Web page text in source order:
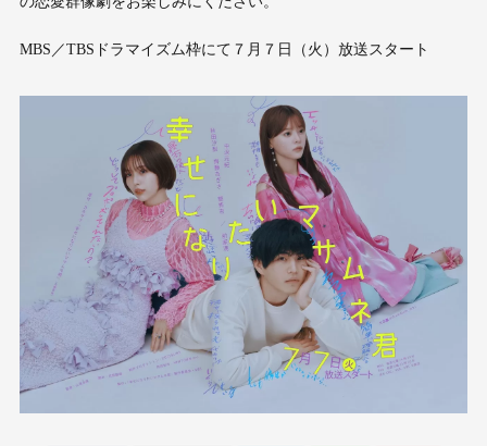
MBS／TBSドラマイズム枠にて７月７日（火）放送スタート